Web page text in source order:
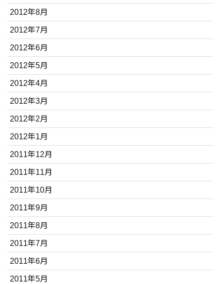
2012年8月
2012年7月
2012年6月
2012年5月
2012年4月
2012年3月
2012年2月
2012年1月
2011年12月
2011年11月
2011年10月
2011年9月
2011年8月
2011年7月
2011年6月
2011年5月